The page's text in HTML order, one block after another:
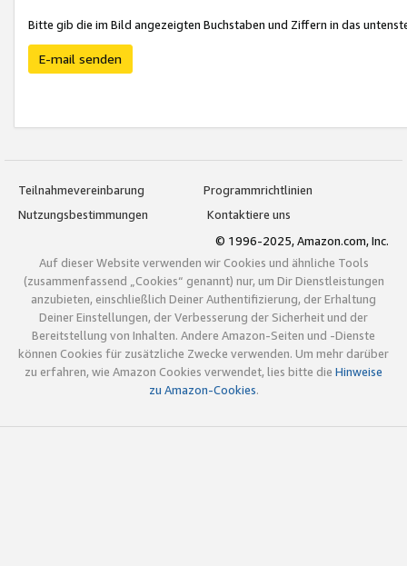
Bitte gib die im Bild angezeigten Buchstaben und Ziffern in das
E-mail senden
Teilnahmevereinbarung
Programmrichtlinien
Nutzungsbestimmungen
Kontaktiere uns
© 1996-2025, Amazon.com, Inc.
Auf dieser Website verwenden wir Cookies und ähnliche Tools
(zusammenfassend „Cookies“ genannt) nur, um Dir Dienstleistungen
anzubieten, einschließlich Deiner Authentifizierung, der Erhaltung
Deiner Einstellungen, der Verbesserung der Sicherheit und der
Bereitstellung von Inhalten. Andere Amazon-Seiten und -Dienste
können Cookies für zusätzliche Zwecke verwenden. Um mehr darüber
zu erfahren, wie Amazon Cookies verwendet, lies bitte die Hinweise
zu Amazon-Cookies.